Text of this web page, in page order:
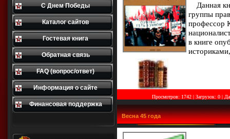
С Днем Победы
Каталог сайтов
Гостевая книга
Обратная связь
FAQ (вопрос/ответ)
Информация о сайте
Финансовая поддержка
Данная
группы
профессор
в книге
Просмотров: 1742 | Загрузок: 0 |
Весна 45 года